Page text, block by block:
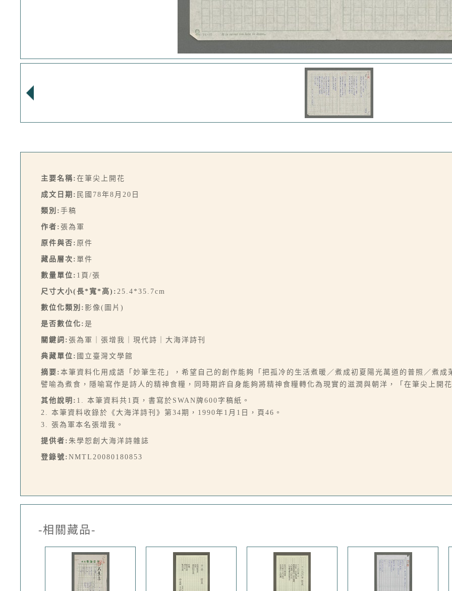
主要名稱: 在筆尖上開花
成文日期: 民國78年8月20日
類別: 手稿
作者: 張為軍
原件與否: 原件
藏品層次: 單件
數量單位: 1頁/張
尺寸大小(長*寬*高): 25.4*35.7cm
數位化類別: 影像(圖片)
是否數位化: 是
關鍵詞: 張為軍｜張增我｜現代詩｜大海洋詩刊
典藏單位: 國立臺灣文學館
摘要: 本筆資料化用成語「妙筆生花」，希望自己的創作能夠「把孤冷的生活煮暖／煮成初夏陽光萬道的普照／煮
譬喻為煮食，隱喻寫作是詩人的精神食糧，同時期許自身能夠將精神食糧轉化為現實的滋潤與朝洋，「在筆尖上開
其他說明: 1. 本筆資料共1頁，書寫於SWAN牌600字稿紙。
2. 本筆資料收錄於《大海洋詩刊》第34期，1990年1月1日，頁46。
3. 張為軍本名張增我。
提供者: 朱學恕創大海洋詩雜誌
登錄號: NMTL20080180853
-相關藏品-